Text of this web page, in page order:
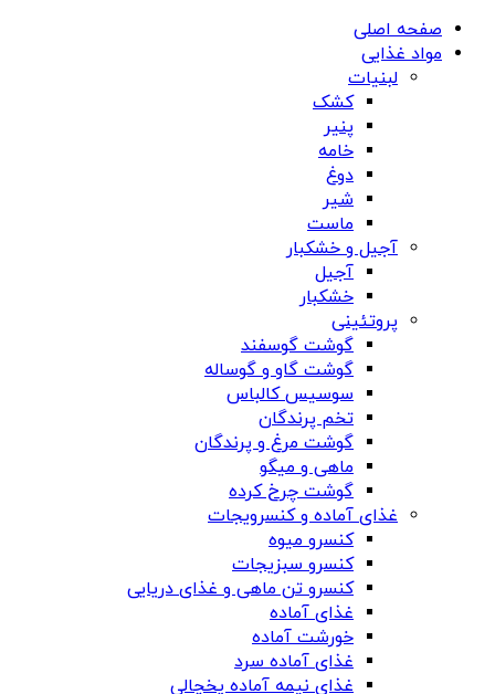
صفحه اصلی
مواد غذایی
لبنیات
کشک
پنیر
خامه
دوغ
شیر
ماست
آجیل و خشکبار
آجیل
خشکبار
پروتئینی
گوشت گوسفند
گوشت گاو و گوساله
سوسیس کالباس
تخم پرندگان
گوشت مرغ و پرندگان
ماهی و میگو
گوشت چرخ کرده
غذای آماده و کنسرویجات
کنسرو میوه
کنسرو سبزیجات
کنسرو تن ماهی و غذای دریایی
غذای آماده
خورشت آماده
غذای آماده سرد
غذای نیمه آماده یخچالی